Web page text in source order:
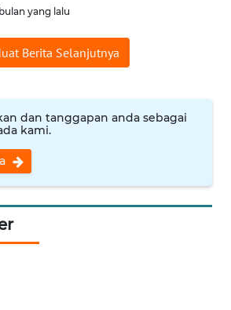
yang lalu
Berita Selanjutnya
dan tanggapan anda sebagai
kami.